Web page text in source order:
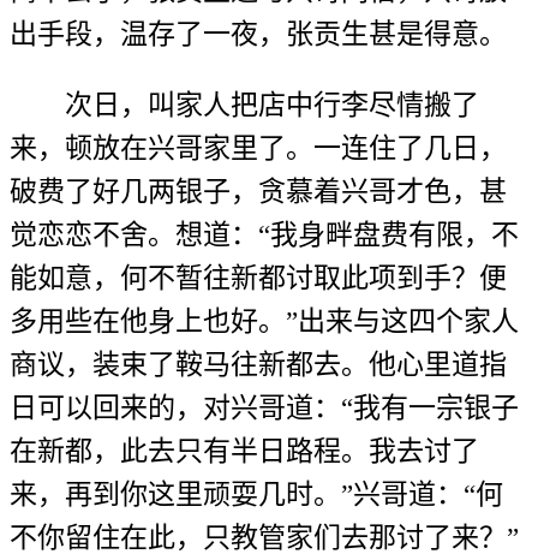
出手段，温存了一夜，张贡生甚是得意。
次日，叫家人把店中行李尽情搬了
来，顿放在兴哥家里了。一连住了几日，
破费了好几两银子，贪慕着兴哥才色，甚
觉恋恋不舍。想道：“我身畔盘费有限，不
能如意，何不暂往新都讨取此项到手？便
多用些在他身上也好。”出来与这四个家人
商议，装束了鞍马往新都去。他心里道指
日可以回来的，对兴哥道：“我有一宗银子
在新都，此去只有半日路程。我去讨了
来，再到你这里顽耍几时。”兴哥道：“何
不你留住在此，只教管家们去那讨了来？”